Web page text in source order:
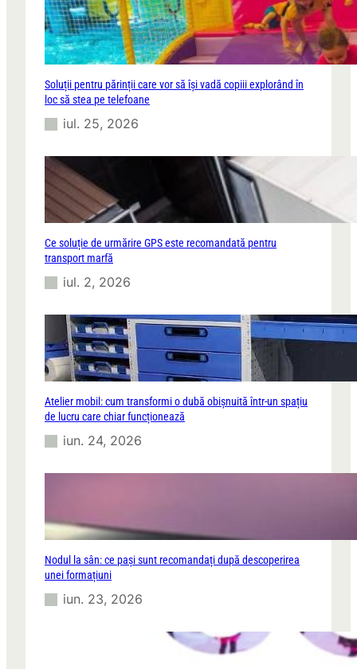
Soluții pentru părinții care vor să își vadă copiii explorând în
loc să stea pe telefoane
iul. 25, 2026
Ce soluție de urmărire GPS este recomandată pentru
transport marfă
iul. 2, 2026
Atelier mobil: cum transformi o dubă obișnuită într-un spațiu
de lucru care chiar funcționează
iun. 24, 2026
Nodul la sân: ce pași sunt recomandați după descoperirea
unei formațiuni
iun. 23, 2026